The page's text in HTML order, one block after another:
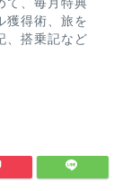
て、毎月特典
獲得術、旅を
、搭乗記など